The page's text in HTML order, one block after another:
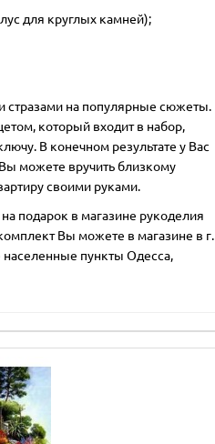
для круглых камней);
стразами на популярные сюжеты.
который входит в набор,
В конечном результате у Вас
можете вручить близкому
своими руками.
подарок в магазине рукоделия
Вы можете в магазине в г.
населенные пункты Одесса,